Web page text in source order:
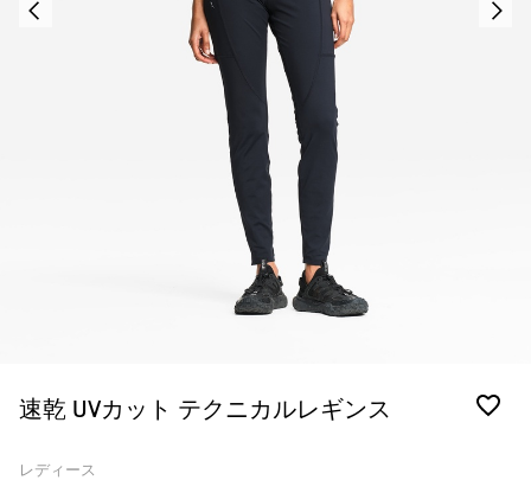
速乾 UVカット テクニカルレギンス
レディース